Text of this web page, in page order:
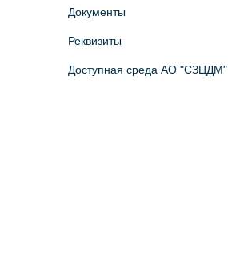
Документы
Реквизиты
Доступная среда АО "СЗЦДМ"